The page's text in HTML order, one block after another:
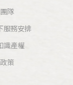
隊
服務安排
識產權
策